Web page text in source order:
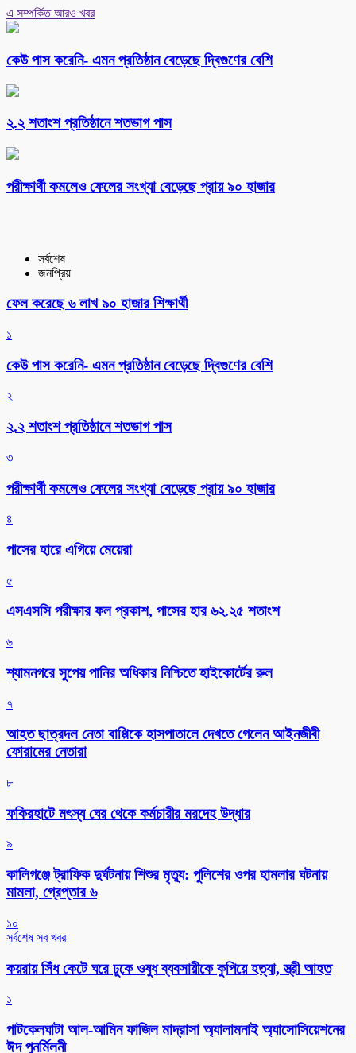
এ সম্পর্কিত আরও খবর
কেউ পাস করেনি- এমন প্রতিষ্ঠান বেড়েছে দ্বিগুণের বেশি
২.২ শতাংশ প্রতিষ্ঠানে শতভাগ পাস
পরীক্ষার্থী কমলেও ফেলের সংখ্যা বেড়েছে প্রায় ৯০ হাজার
সর্বশেষ
জনপ্রিয়
ফেল করেছে ৬ লাখ ৯০ হাজার শিক্ষার্থী
১
কেউ পাস করেনি- এমন প্রতিষ্ঠান বেড়েছে দ্বিগুণের বেশি
২
২.২ শতাংশ প্রতিষ্ঠানে শতভাগ পাস
৩
পরীক্ষার্থী কমলেও ফেলের সংখ্যা বেড়েছে প্রায় ৯০ হাজার
৪
পাসের হারে এগিয়ে মেয়েরা
৫
এসএসসি পরীক্ষার ফল প্রকাশ, পাসের হার ৬২.২৫ শতাংশ
৬
শ্যামনগরে সুপেয় পানির অধিকার নিশ্চিতে হাইকোর্টের রুল
৭
আহত ছাত্রদল নেতা বাপ্পিকে হাসপাতালে দেখতে গেলেন আইনজীবী
ফোরামের নেতারা
৮
ফকিরহাটে মৎস্য ঘের থেকে কর্মচারীর মরদেহ উদ্ধার
৯
কালিগঞ্জে ট্রাফিক দুর্ঘটনায় শিশুর মৃত্যু: পুলিশের ওপর হামলার ঘটনায়
মামলা, গ্রেপ্তার ৬
১০
সর্বশেষ সব খবর
কয়রায় সিঁধ কেটে ঘরে ঢুকে ওষুধ ব্যবসায়ীকে কুপিয়ে হত্যা, স্ত্রী আহত
১
পাটকেলঘাটা আল-আমিন ফাজিল মাদ্রাসা অ্যালামনাই অ্যাসোসিয়েশনের
ঈদ পুনর্মিলনী